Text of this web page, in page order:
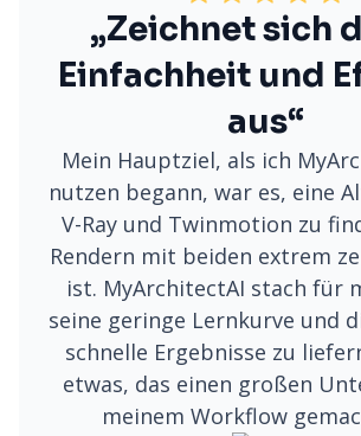
„Zeichnet sich
Einfachheit und
aus“
Mein Hauptziel, als ich
nutzen begann, war es, eine
V-Ray und Twinmotion zu
Rendern mit beiden extrem
ist. MyArchitectAI stach für
seine geringe Lernkurve und
schnelle Ergebnisse zu
etwas, das einen großen
meinem Workflow